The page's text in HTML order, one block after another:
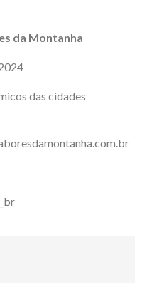
da Montanha
das cidades